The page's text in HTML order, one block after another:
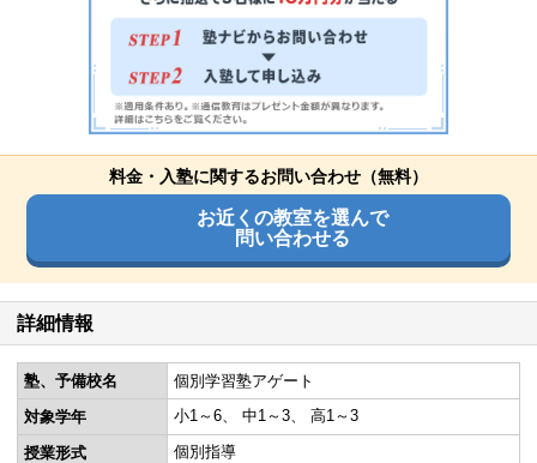
料金・入塾に関するお問い合わせ（無料）
お近くの教室を選んで
問い合わせる
詳細情報
塾、予備校名
個別学習塾アゲート
対象学年
小1～6 中1～3 高1～3
授業形式 個別指導